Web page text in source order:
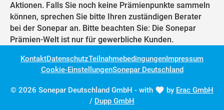
Aktionen. Falls Sie noch keine Prämienpunkte sammeln
können, sprechen Sie bitte Ihren zuständigen Berater
bei der Sonepar an. Bitte beachten Sie: Die Sonepar
Prämien-Welt ist nur für gewerbliche Kunden.
© 2026 Sonepar Deutschland GmbH - with by Erac GmbH
/ Dupp GmbH
KontaktDatenschutzTeilnahmebedingungenImpressum
Cookie-EinstellungenSonepar Deutschland